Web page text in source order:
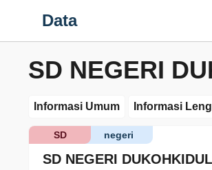
Data
SD NEGERI
Informasi Umum Informasi
SD NEGERI
negeri
SD